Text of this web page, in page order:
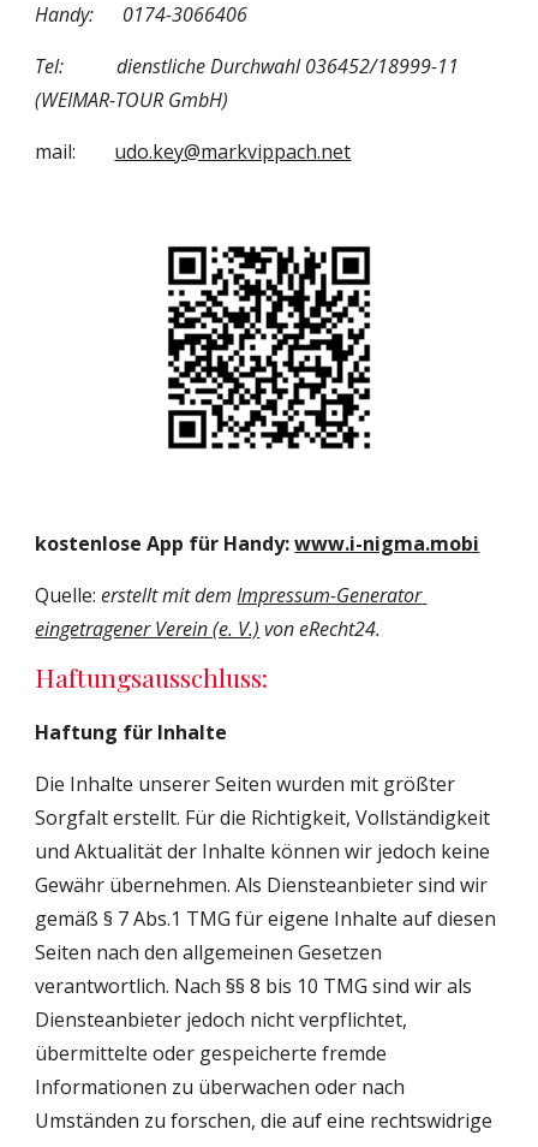
Handy:      0174-3066406
Tel:           dienstliche Durchwahl 036452/18999-11
(WEIMAR-TOUR GmbH)
mail: udo.key@markvippach.net
kostenlose App für Handy: www.i-nigma.mobi
Quelle: erstellt mit dem Impressum-Generator
eingetragener Verein (e. V.) von eRecht24.
Haftungsausschluss:
Haftung für Inhalte
Die Inhalte unserer Seiten wurden mit größter
Sorgfalt erstellt. Für die Richtigkeit, Vollständigkeit
und Aktualität der Inhalte können wir jedoch keine
Gewähr übernehmen. Als Diensteanbieter sind wir
gemäß § 7 Abs.1 TMG für eigene Inhalte auf diesen
Seiten nach den allgemeinen Gesetzen
verantwortlich. Nach §§ 8 bis 10 TMG sind wir als
Diensteanbieter jedoch nicht verpflichtet,
übermittelte oder gespeicherte fremde
Informationen zu überwachen oder nach
Umständen zu forschen, die auf eine rechtswidrige